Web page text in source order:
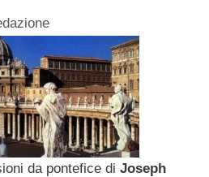
da pontefice di Joseph